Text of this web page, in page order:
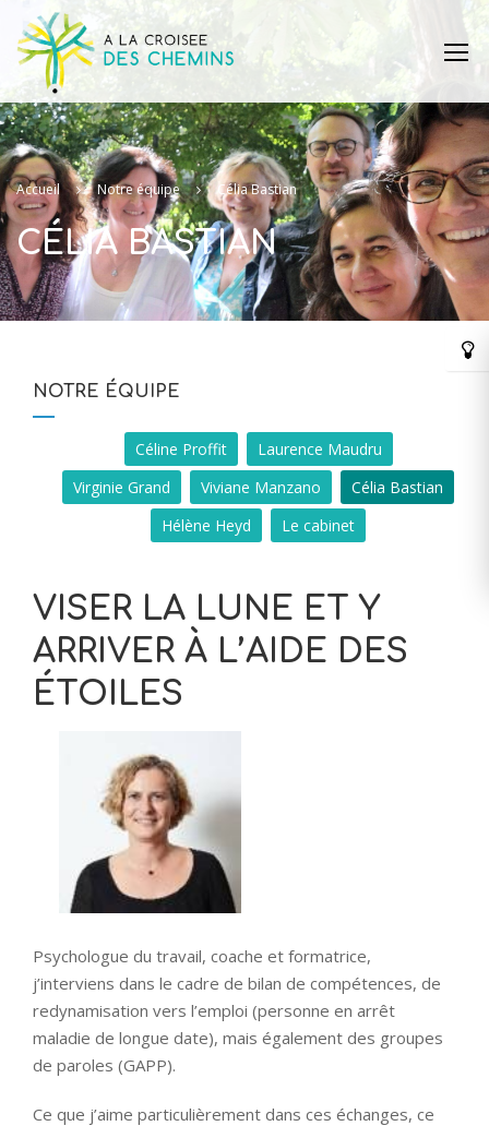
Accueil Notre équipe Célia Bastian
CÉLIA BASTIAN
NOTRE ÉQUIPE
Céline Proffit
Laurence Maudru
Virginie Grand
Viviane Manzano
Célia Bastian
Hélène Heyd
Le cabinet
VISER LA LUNE ET Y
ARRIVER À L’AIDE DES
ÉTOILES
Psychologue du travail, coache et formatrice,
j’interviens dans le cadre de bilan de compétences, de
redynamisation vers l’emploi (personne en arrêt
maladie de longue date), mais également des groupes
de paroles (GAPP).
Ce que j’aime particulièrement dans ces échanges, ce